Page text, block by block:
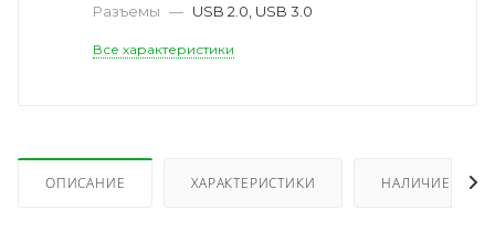
Разъемы — USB 2.0, USB 3.0
Все характеристики
ОПИСАНИЕ ХАРАКТЕРИСТИКИ НАЛИЧИЕ